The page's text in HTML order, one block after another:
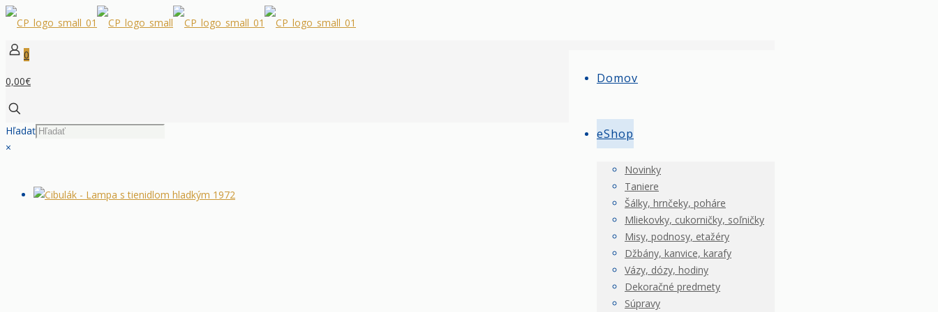
Domov
eShop
Novinky
Taniere
Šálky, hrnčeky, poháre
Mliekovky, cukorničky, soľničky
Misy, podnosy, etažéry
Džbány, kanvice, karafy
Vázy, dózy, hodiny
Dekoračné predmety
Súpravy
0
0,00€
Hľadať
×